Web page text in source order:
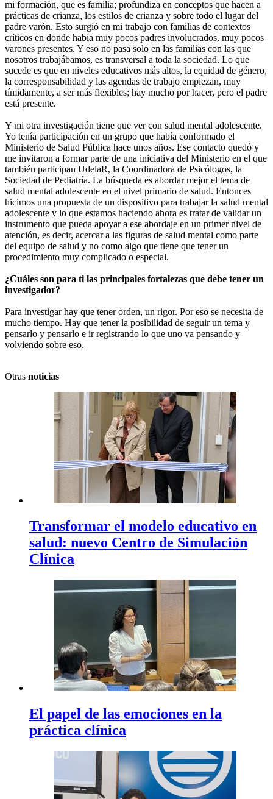
mi formación, que es familia; profundiza en conceptos que hacen a
prácticas de crianza, los estilos de crianza y sobre todo el lugar del
padre varón. Esto surgió en mi trabajo con familias de contextos
críticos en donde había muy pocos padres involucrados, muy pocos
varones presentes. Y eso no pasa solo en las familias con las que
nosotros trabajábamos, es transversal a toda la sociedad. Lo que
sucede es que en niveles educativos más altos, la equidad de género,
la corresponsabilidad y las agendas de trabajo empiezan, muy
tímidamente, a ser más flexibles; hay mucho por hacer, pero el padre
está presente.
Y mi otra investigación tiene que ver con salud mental adolescente.
Yo tenía participación en un grupo que había conformado el
Ministerio de Salud Pública hace unos años. Ese contacto quedó y
me invitaron a formar parte de una iniciativa del Ministerio en el que
también participan UdelaR, la Coordinadora de Psicólogos, la
Sociedad de Pediatría. La búsqueda es abordar mejor el tema de
salud mental adolescente en el nivel primario de salud. Entonces
hicimos una propuesta de un dispositivo para trabajar la salud mental
adolescente y lo que estamos haciendo ahora es tratar de validar un
instrumento que pueda apoyar a ese abordaje en un primer nivel de
atención, es decir, acercar a las figuras de salud mental como parte
del equipo de salud y no como algo que tiene que tener un
procedimiento muy complicado o especial.
¿Cuáles son para ti las principales fortalezas que debe tener un
investigador?
Para investigar hay que tener orden, un rigor. Por eso se necesita de
mucho tiempo. Hay que tener la posibilidad de seguir un tema y
pensarlo y pensarlo e ir registrando lo que uno va pensando y
volviendo sobre eso.
Otras noticias
Transformar el modelo educativo en
salud: nuevo Centro de Simulación
Clínica
El papel de las emociones en la
práctica clínica